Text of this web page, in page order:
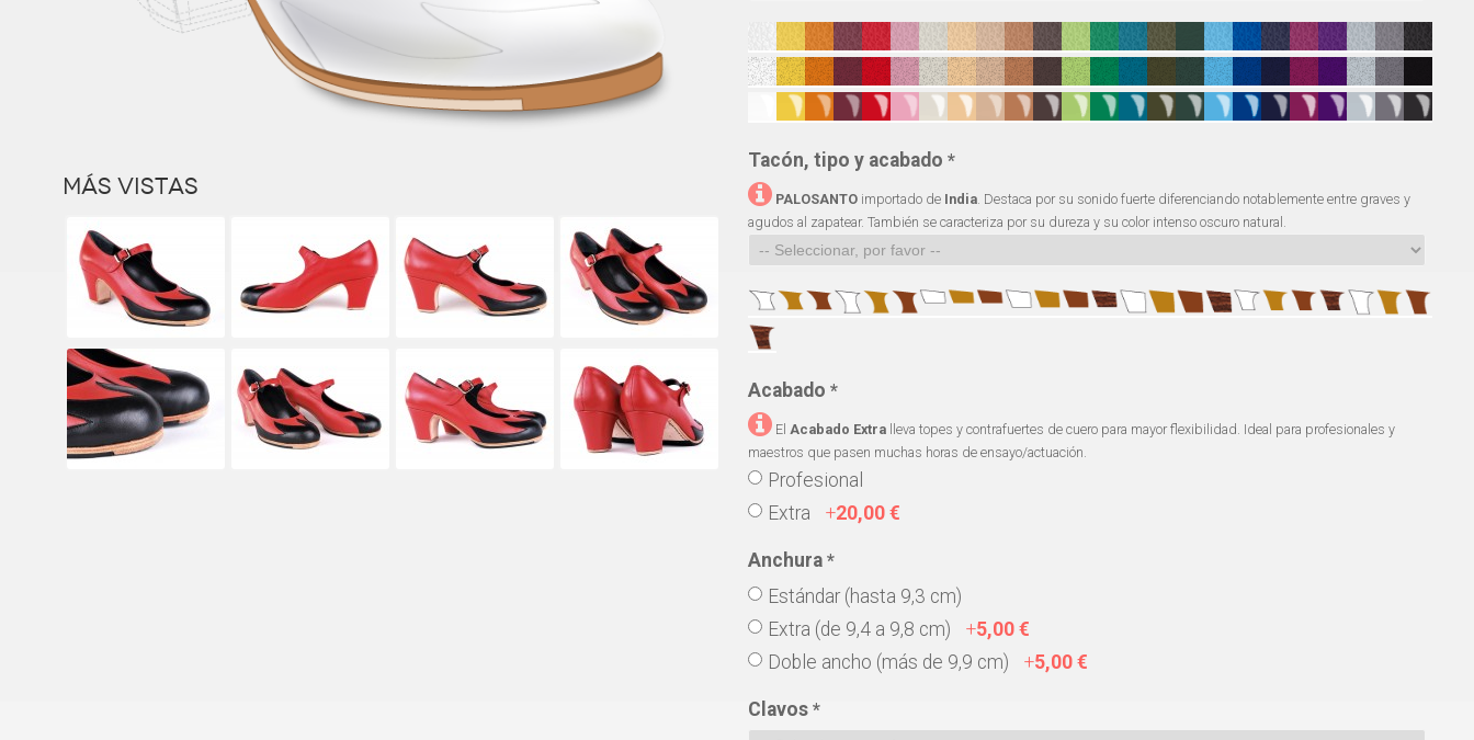
Más vistas
Tacón, tipo y acabado *
PALOSANTO importado de India. Destaca por su sonido fuerte diferenciando notablemente entre graves y
agudos al zapatear. También se caracteriza por su dureza y su color intenso oscuro natural.
Acabado *
El Acabado Extra lleva topes y contrafuertes de cuero para mayor flexibilidad. Ideal para profesionales y
maestros que pasen muchas horas de ensayo/actuación.
Profesional
Extra
+20,00 €
Anchura *
Estándar (hasta 9,3 cm)
Extra (de 9,4 a 9,8 cm)
+5,00 €
Doble ancho (más de 9,9 cm)
+5,00 €
Clavos *